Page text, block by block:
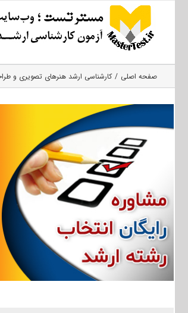
صفحه اصلی کارشناسی ارشد هنرهای تصویری و